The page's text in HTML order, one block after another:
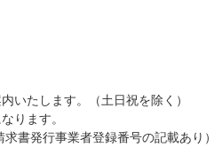
いたします。（土日祝を除く）
ります。
書発行事業者登録番号の記載あり）